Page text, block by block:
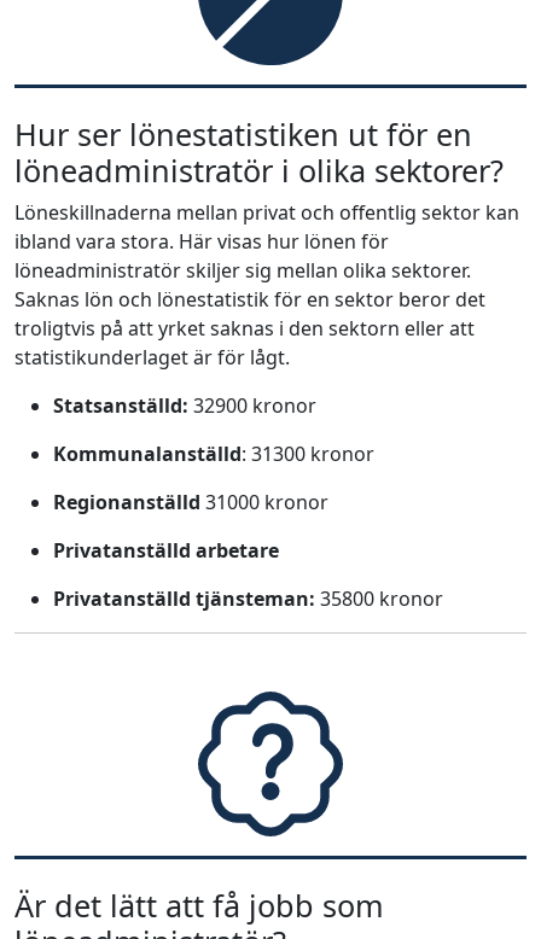
Hur ser lönestatistiken ut för en
löneadministratör i olika sektorer?
Löneskillnaderna mellan privat och offentlig sektor kan
ibland vara stora. Här visas hur lönen för
löneadministratör skiljer sig mellan olika sektorer.
Saknas lön och lönestatistik för en sektor beror det
troligtvis på att yrket saknas i den sektorn eller att
statistikunderlaget är för lågt.
Statsanställd: 32900 kronor
Kommunalanställd: 31300 kronor
Regionanställd 31000 kronor
Privatanställd arbetare
Privatanställd tjänsteman: 35800 kronor
Är det lätt att få jobb som